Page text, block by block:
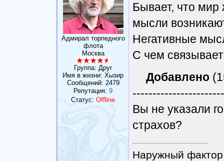
Адмирал торпедного
флота
Москва
Группа: Друг
Имя в жизни: Хызир
Сообщений: 2479
Репутация: 9
Статус: Offline
Бывает, что мир
мысли
Негативные
С чем
Добавлено
Вы не указали
страхов?
Наружный фактор